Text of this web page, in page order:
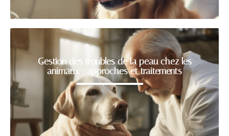
Gestion des troubles de la peau chez les
animaux : approches et traitements